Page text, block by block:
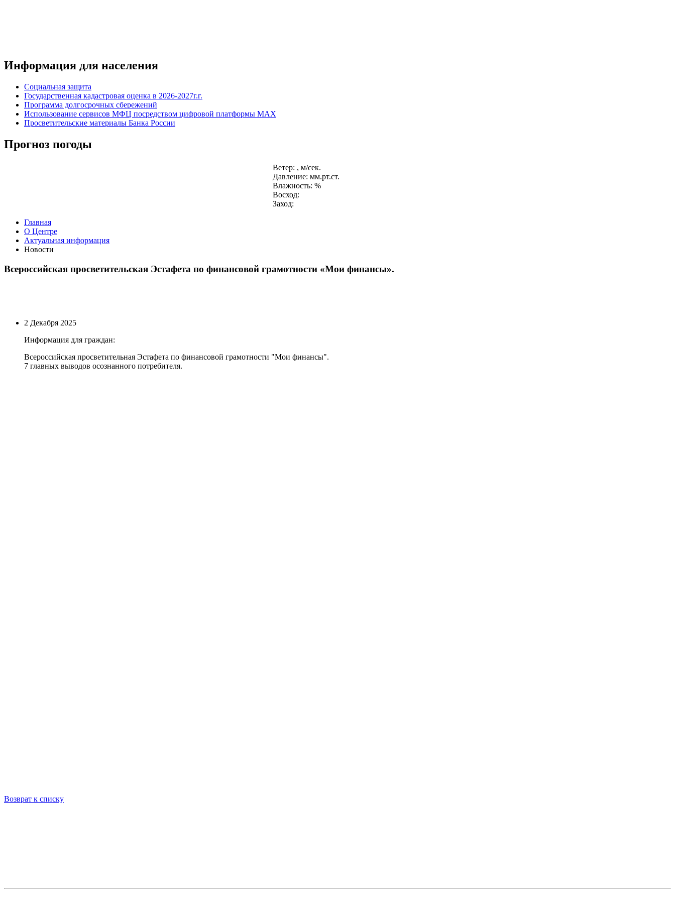
Информация для населения
Социальная защита
Государственная кадастровая оценка в 2026-2027г.г.
Программа долгосрочных сбережений
Использование сервисов МФЦ посредством цифровой платформы MAX
Просветительские материалы Банка России
Прогноз погоды
Ветер: , м/сек.
Давление: мм.рт.ст.
Влажность: %
Восход:
Заход:
Главная
О Центре
Актуальная информация
Новости
Всероссийская просветительская Эстафета по финансовой грамотности «Мои финансы».
2 Декабря 2025
Информация для граждан:
Всероссийская просветительная Эстафета по финансовой грамотности "Мои финансы".
7 главных выводов осознанного потребителя.
Возврат к списку